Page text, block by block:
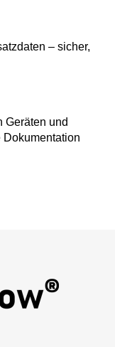
– sicher,
Geräten und
Dokumentation